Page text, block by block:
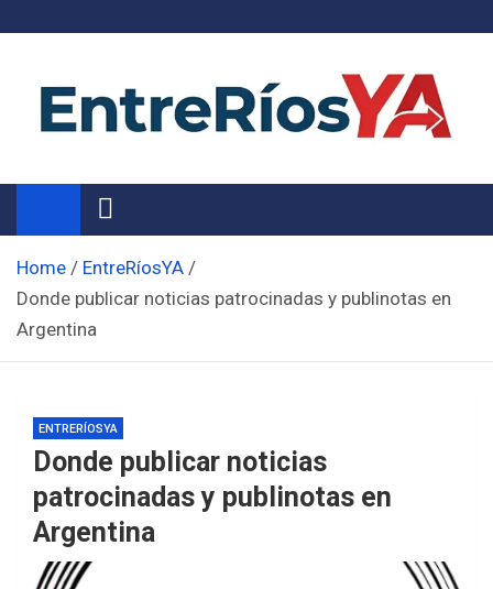
Noticias de Entre Ríos
Información de toda la provincia ahora
Home
EntreRíosYA
Donde publicar noticias patrocinadas y publinotas en
Argentina
ENTRERÍOSYA
Donde publicar noticias
patrocinadas y publinotas en
Argentina